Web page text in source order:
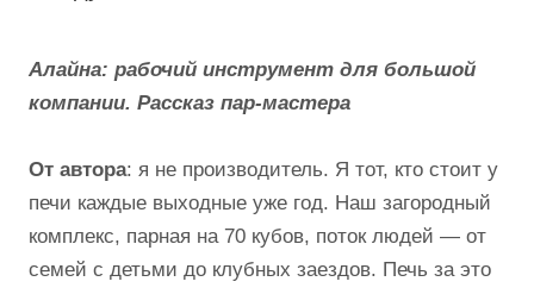
Алайна: рабочий инструмент для большой
компании. Рассказ пар-мастера
От автора: я не производитель. Я тот, кто стоит у
печи каждые выходные уже год. Наш загородный
комплекс, парная на 70 кубов, поток людей — от
семей с детьми до клубных заездов. Печь за это